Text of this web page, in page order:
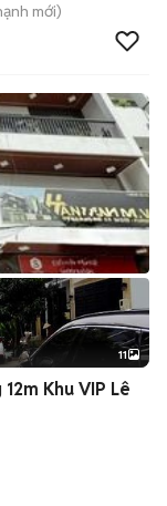
mới)
+2
11
Khu VIP Lê